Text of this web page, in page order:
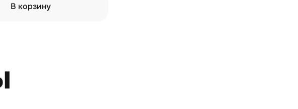
В корзину